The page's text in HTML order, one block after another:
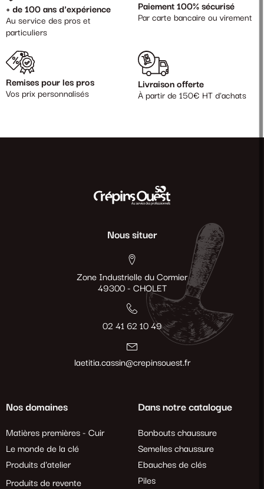
+ de 100 ans d'expérience
Au service des pros et
particuliers
Paiement 100% sécurisé
Par carte bancaire ou virement
Remises pour les pros
Vos prix personnalisés
Livraison offerte
À partir de 150€ HT d'achats
Nous situer
Zone Industrielle du Cormier
49300 - CHOLET
02 41 62 10 49
laetitia.cassin@crepinsouest.fr
Nos domaines
Matières premières - Cuir
Le monde de la clé
Produits d'atelier
Produits de revente
Dans notre catalogue
Bonbouts chaussure
Semelles chaussure
Ebauches de clés
Piles